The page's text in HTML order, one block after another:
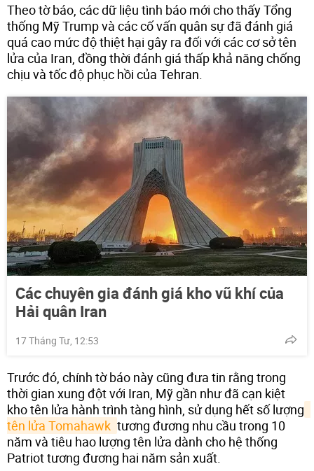
Theo tờ báo, các dữ liệu tình báo mới cho thấy Tổng
thống Mỹ Trump và các cố vấn quân sự đã đánh giá
quá cao mức độ thiệt hại gây ra đối với các cơ sở tên
lửa của Iran, đồng thời đánh giá thấp khả năng chống
chịu và tốc độ phục hồi của Tehran.
Các chuyên gia đánh giá kho vũ khí của
Hải quân Iran
17 Tháng Tư, 12:53
Trước đó, chính tờ báo này cũng đưa tin rằng trong
thời gian xung đột với Iran, Mỹ gần như đã cạn kiệt
kho tên lửa hành trình tàng hình, sử dụng hết số lượng
tên lửa Tomahawk tương đương nhu cầu trong 10
năm và tiêu hao lượng tên lửa dành cho hệ thống
Patriot tương đương hai năm sản xuất.